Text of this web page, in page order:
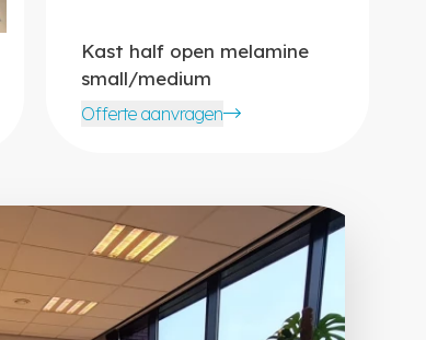
Kast half open melamine
small/medium
Offerte aanvragen